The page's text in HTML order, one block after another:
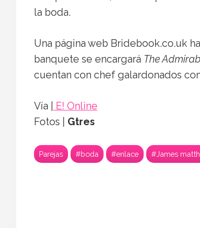
la boda.
Una página web Bridebook.co.uk
banquete se encargará The
cuentan con chef galardonados
Vía |
E! Online
Fotos | Gtres
Parejas #boda #enlace #James